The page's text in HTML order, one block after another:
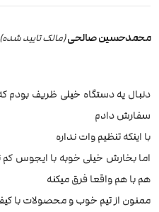
محمدحسین صالحی(مالک تایید شده)
دنبال یه دستگاه خیلی ظریف بودم
سفارش دادم
با اینکه تنظیم وات نداره
اما بخارش خیلی خوبه با ایجوس
هم با هم واقعا فرق میکنه
ممنون از تیم خوب و محصولات با